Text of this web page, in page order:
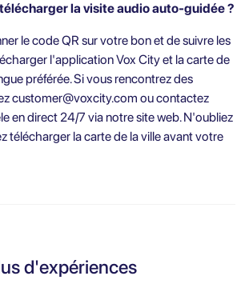
la visite audio auto-guidée ?
le code QR sur votre bon et de suivre les
l'application Vox City et la carte de
préférée. Si vous rencontrez des
customer@voxcity.com ou contactez
en direct 24/7 via notre site web. N'oubliez
télécharger la carte de la ville avant votre
d'expériences